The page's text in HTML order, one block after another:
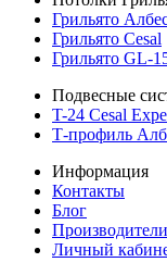
Грильято
Грильято Cesal
Грильято GL-
Подвесные
T-24 Cesal
Т-профиль
Информация
Контакты
Блог
Производители
Личный